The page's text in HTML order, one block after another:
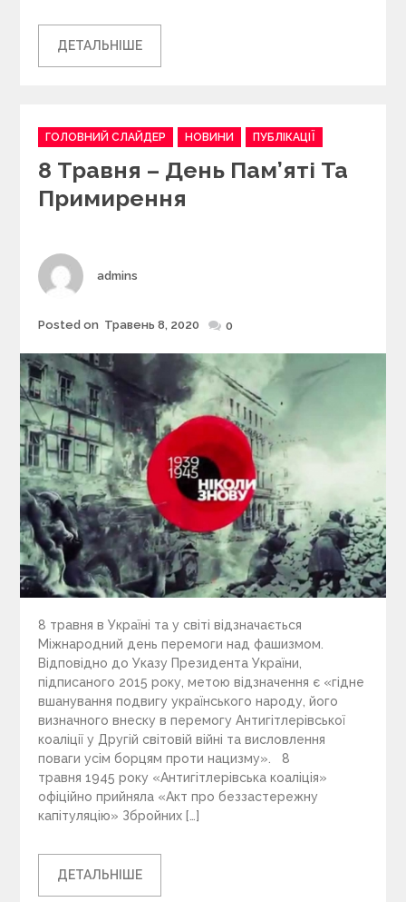
ДЕТАЛЬНІШЕ
C
a
t
e
g
i
e
ГОЛОВНИЙ СЛАЙДЕР НОВИНИ ПУБЛІКАЦІЇ
8 Травня – День Пам’яті Та
Примирення
Author
admins
Posted
Posted on Травень 8, 2020 0
8 травня в Україні та у світі відзначається
Міжнародний день перемоги над фашизмом.
Відповідно до Указу Президента України,
підписаного 2015 року, метою відзначення є «гідне
вшанування подвигу українського народу, його
визначного внеску в перемогу Антигітлерівської
коаліції у Другій світовій війні та висловлення
поваги усім борцям проти нацизму». 8
травня 1945 року «Антигітлерівська коаліція»
офіційно прийняла «Акт про беззастережну
капітуляцію» Збройних […]
ДЕТАЛЬНІШЕ